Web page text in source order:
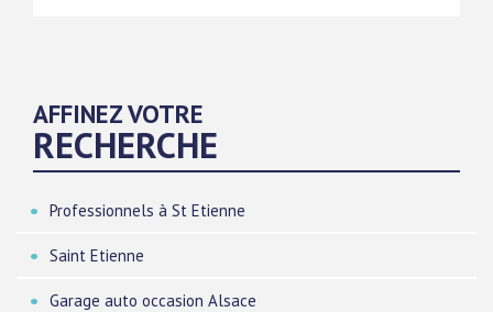
AFFINEZ VOTRE
RECHERCHE
Professionnels à St Etienne
Saint Etienne
Garage auto occasion Alsace